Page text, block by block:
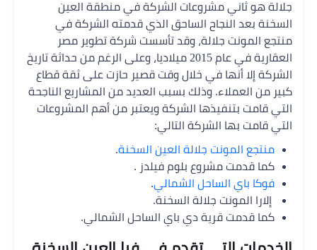
جلالة هو ثاني مشروعات الشركة في منطقة العين
السخنة بعد النجاح الساحق الذي قدمته الشركة في
منتجع المونت جلالة، وقد تأسست شركة تطوير مصر
العقارية في عام 2015 ميلاديا، وعلى الرغم من حداثة تاريخ
الشركة إلا أنها في خلال وقت قصير حازت على ثقة قطاع
كبير من العملاء. وذلك بسبب العديد من المشاريع الناجحة
التي قامت بتنفيذها الشركة ويعتبر من أهم المشروعات
التي قامت بها الشركة التالي:
منتجع المونت جلالة العين السخنة.
كما قدمت مشروع بلوم فيلدز .
فوكا باي الساحل الشمالي.
إلارا المونت جلالة السخنة.
كما قدمت قرية دي باي الساحل الشمالي.